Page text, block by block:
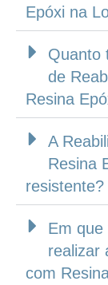
Epóxi na
Quanto
de
Resina
A
Resina
resistente?
Em que
realizar
com